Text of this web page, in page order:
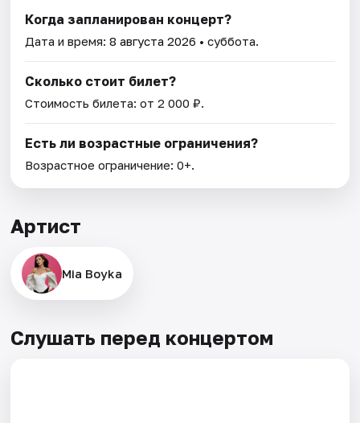
Когда запланирован концерт?
Дата и время:8 августа 2026 • суббота.
Сколько стоит билет?
Стоимость билета: от 2 000 ₽.
Есть ли возрастные ограничения?
Возрастное ограничение: 0+.
Артист
Mia Boyka
Слушать перед концертом